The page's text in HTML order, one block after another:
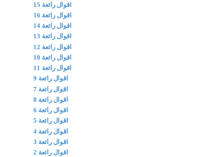
اقوال رائعة 15
اقوال رائعة 16
اقوال رائعة 14
اقوال رائعة 13
اقوال رائعة 12
اقوال رائعة 10
اقوال رائعة 11
اقوال رائعة 9
اقوال رائعة 7
اقوال رائعة 8
اقوال رائعة 6
اقوال رائعة 5
اقوال رائعة 4
اقوال رائعة 3
اقوال رائعة 2